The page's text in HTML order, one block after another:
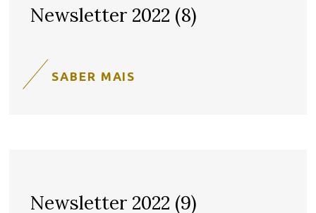
Newsletter 2022 (8)
SABER MAIS
Newsletter 2022 (9)